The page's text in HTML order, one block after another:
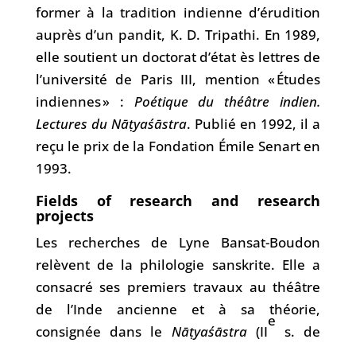
former à la tradition indienne d’érudition
auprès d’un pandit, K. D. Tripathi. En 1989,
elle soutient un doctorat d’état ès lettres de
l’université de Paris III, mention « Études
indiennes » : Poétique du théâtre indien.
Lectures du Nāṭyaśāstra. Publié en 1992, il a
reçu le prix de la Fondation Émile Senart en
1993.
Fields of research and research
projects
Les recherches de Lyne Bansat-Boudon
relèvent de la philologie sanskrite. Elle a
consacré ses premiers travaux au théâtre
de l’Inde ancienne et à sa théorie,
consignée dans le Nāṭyaśāstra(II
e
s. de